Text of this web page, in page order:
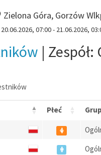
Zielona Góra, Gorzów
20.06.2026, 07:00 - 21.06.2026,
|
Płeć